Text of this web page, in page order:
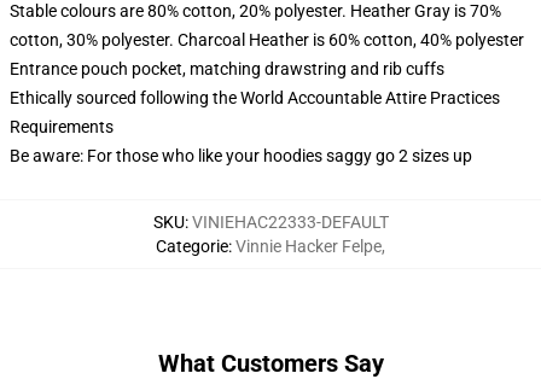
Stable colours are 80% cotton, 20% polyester. Heather Gray is 70%
cotton, 30% polyester. Charcoal Heather is 60% cotton, 40% polyester
Entrance pouch pocket, matching drawstring and rib cuffs
Ethically sourced following the World Accountable Attire Practices
Requirements
Be aware: For those who like your hoodies saggy go 2 sizes up
SKU:VINIEHAC22333-DEFAULT
Categorie:Vinnie Hacker Felpe,
What Customers Say